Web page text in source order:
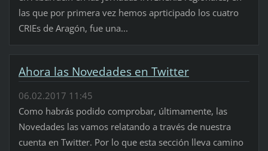
las que por primera vez hemos aprticipado los cuatro
CRIEs de Aragón, fue una...
Ahora las Novedades en Twitter
06.02.2017 11:45
Como habrás podido comprobar, últimamente, las
Novedades las vamos relatando a través de nuestra
cuenta en Twitter. Por lo que esta sección lleva camino